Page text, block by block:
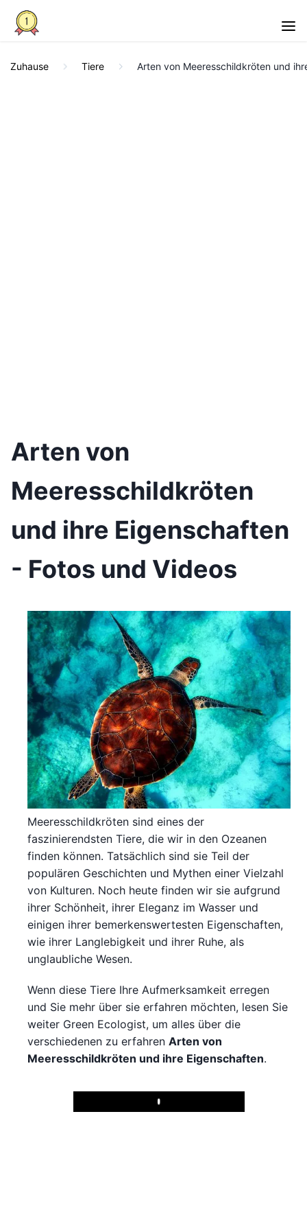
Zuhause Tiere Arten von Meeresschildkröten und
Arten von
Meeresschildkröten
und ihre Eigenschaften
- Fotos und Videos
Meeresschildkröten sind eines der
faszinierendsten Tiere, die wir in den Ozeanen
finden können. Tatsächlich sind sie Teil der
populären Geschichten und Mythen einer Vielzahl
von Kulturen. Noch heute finden wir sie aufgrund
ihrer Schönheit, ihrer Eleganz im Wasser und
einigen ihrer bemerkenswertesten Eigenschaften,
wie ihrer Langlebigkeit und ihrer Ruhe, als
unglaubliche Wesen.
Wenn diese Tiere Ihre Aufmerksamkeit erregen
und Sie mehr über sie erfahren möchten, lesen Sie
weiter Green Ecologist, um alles über die
verschiedenen zu erfahren Arten von
Meeresschildkröten und ihre Eigenschaften.
Play